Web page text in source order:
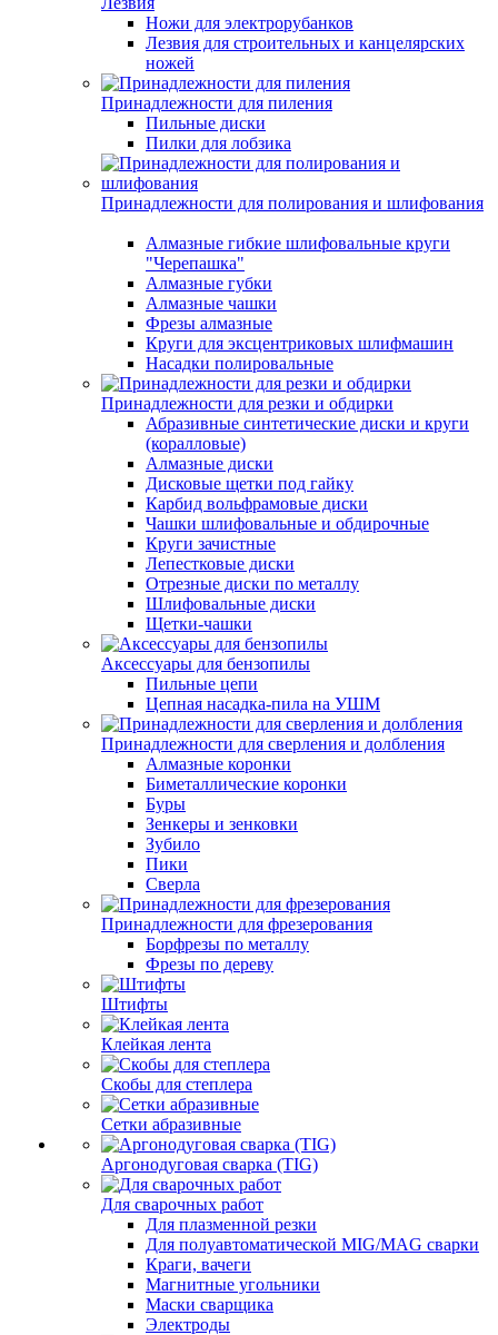
Ножи для электрорубанков
Лезвия для строительных и канцелярских
ножей
Принадлежности для пиления
Пильные диски
Пилки для лобзика
Принадлежности для полирования и шлифования
Алмазные гибкие шлифовальные круги
"Черепашка"
Алмазные губки
Алмазные чашки
Фрезы алмазные
Круги для эксцентриковых шлифмашин
Насадки полировальные
Принадлежности для резки и обдирки
Абразивные синтетические диски и круги
(коралловые)
Алмазные диски
Дисковые щетки под гайку
Карбид вольфрамовые диски
Чашки шлифовальные и обдирочные
Круги зачистные
Лепестковые диски
Отрезные диски по металлу
Шлифовальные диски
Щетки-чашки
Аксессуары для бензопилы
Пильные цепи
Цепная насадка-пила на УШМ
Принадлежности для сверления и долбления
Алмазные коронки
Биметаллические коронки
Буры
Зенкеры и зенковки
Зубило
Пики
Сверла
Принадлежности для фрезерования
Борфрезы по металлу
Фрезы по дереву
Штифты
Клейкая лента
Скобы для степлера
Сетки абразивные
Аргонодуговая сварка (TIG)
Для сварочных работ
Для плазменной резки
Для полуавтоматической MIG/MAG сварки
Краги, вачеги
Магнитные угольники
Маски сварщика
Электроды